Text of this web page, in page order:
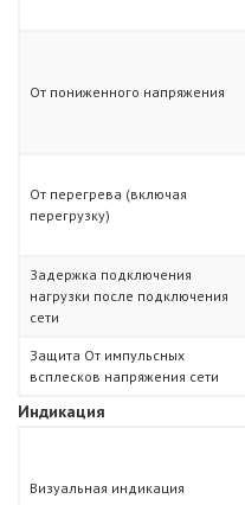
От пониженного напряжения
От перегрева (включая
перегрузку)
Задержка подключения
нагрузки после подключения
сети
Защита От импульсных
всплесков напряжения сети
Индикация
Визуальная индикация